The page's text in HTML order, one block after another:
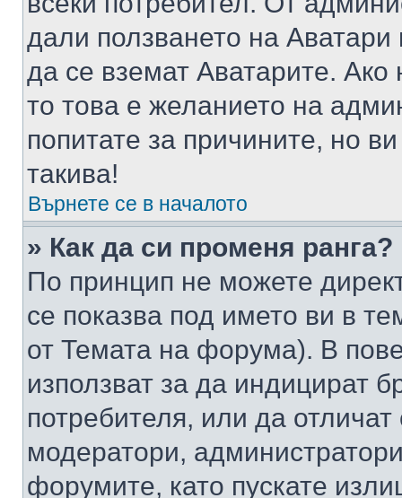
дали ползването на
да се вземат Аватарите.
то това е желанието на
попитате за причините, но
такива!
Върнете се в началото
» Как да си променя ранга?
По принцип не можете
се показва под името ви в
от Темата на форума). В
използват за да индицират
потребителя, или да
модератори,
форумите, като пускате